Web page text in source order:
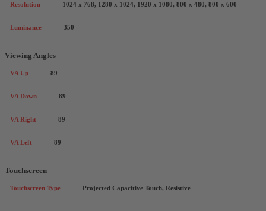
Resolution 1024 x 768, 1280 x 1024, 1920 x 1080, 800 x 480, 800 x 600
Luminance 350
Viewing Angles
VA Up 89
VA Down 89
VA Right 89
VA Left 89
Touchscreen
Touchscreen Type Projected Capacitive Touch, Resistive